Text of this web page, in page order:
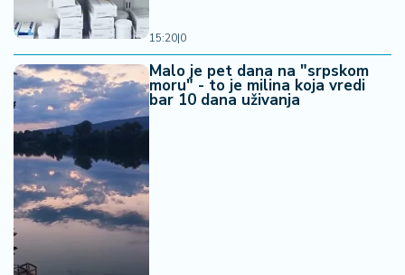
15:20|0
Malo je pet dana na "srpskom
moru" - to je milina koja vredi
bar 10 dana uživanja